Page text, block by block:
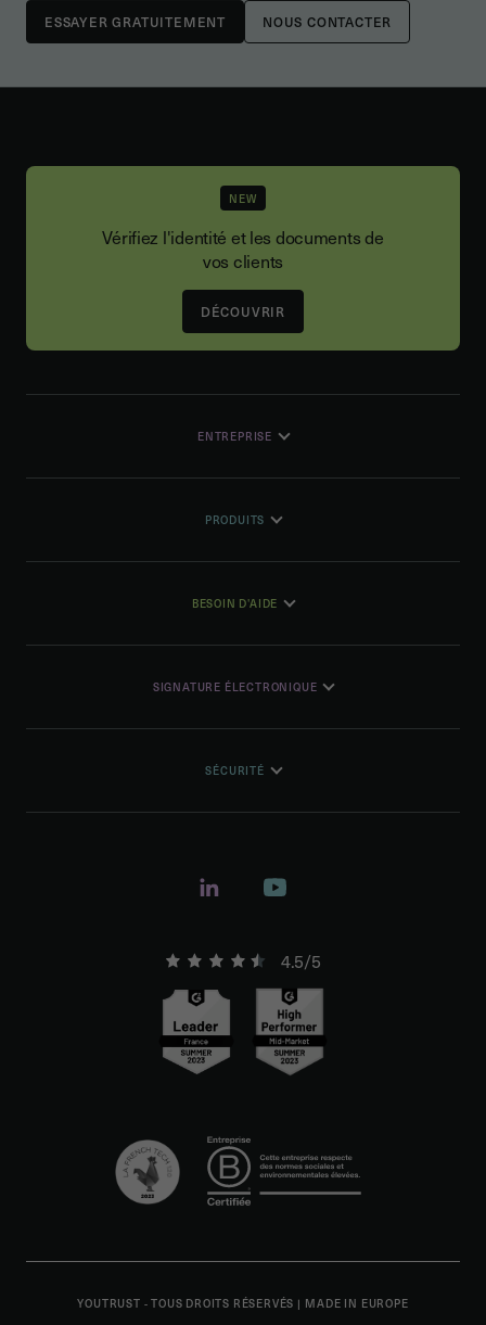
NOUS CONTACTER
NEW
Vérifiez l'identité et les documents de
vos clients
DÉCOUVRIR
ENTREPRISE
PRODUITS
BESOIN D'AIDE
SIGNATURE ÉLECTRONIQUE
SÉCURITÉ
4.5/5
YOUTRUST - TOUS DROITS RÉSERVÉS | MADE IN EUROPE